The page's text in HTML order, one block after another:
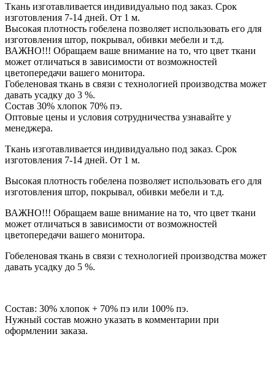
Ткань изготавливается индивидуально под заказ. Срок
изготовления 7-14 дней. От 1 м.
Высокая плотность гобелена позволяет использовать его для
изготовления штор, покрывал, обивки мебели и т.д.
ВАЖНО!!! Обращаем ваше внимание на то, что цвет ткани
может отличаться в зависимости от возможностей
цветопередачи вашего монитора.
Гобеленовая ткань в связи с технологией производства может
давать усадку до 3 %.
Состав 30% хлопок 70% пэ.
Оптовые цены и условия сотрудничества узнавайте у
менеджера.
Ткань изготавливается индивидуально под заказ. Срок
изготовления 7-14 дней. От 1 м.
Высокая плотность гобелена позволяет использовать его для
изготовления штор, покрывал, обивки мебели и т.д.
ВАЖНО!!! Обращаем ваше внимание на то, что цвет ткани
может отличаться в зависимости от возможностей
цветопередачи вашего монитора.
Гобеленовая ткань в связи с технологией производства может
давать усадку до 5 %.
Состав: 30% хлопок + 70% пэ или 100% пэ.
Нужный состав можно указать в комментарии при
оформлении заказа.